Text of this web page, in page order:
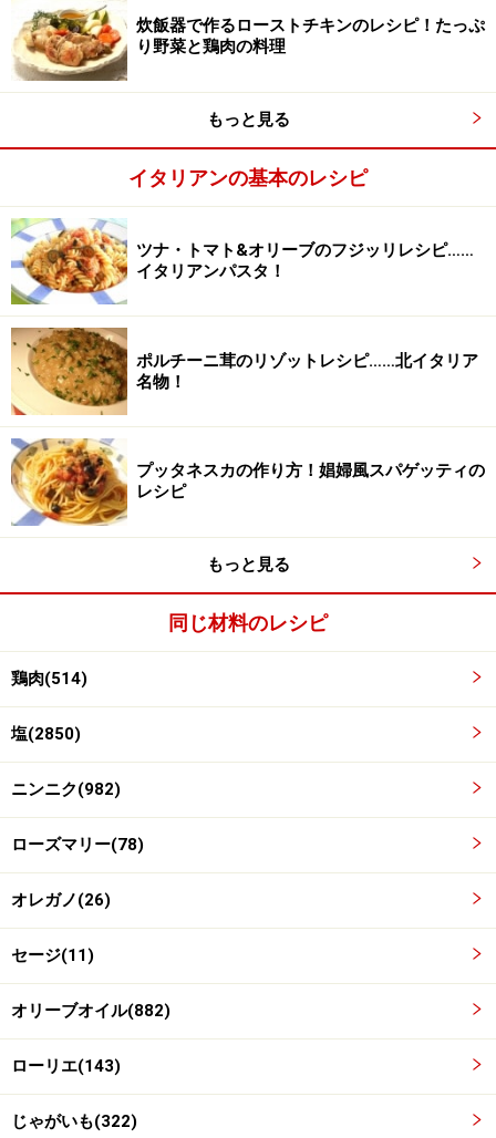
2
丸鶏にハーブ塩をすり込み、ねかす
【1】のハーブ塩を、お腹部分を上にした丸鶏にすり込
むように塗る。その際、脇などにも丁寧にすり込む。す
3
スタッフィングを作る
炊飯器で作るローストチキンのレシピ！たっぷ
り野菜と鶏肉の料理
もっと見る
イタリアンの基本のレシピ
ツナ・トマト&オリーブのフジッリレシピ……
イタリアンパスタ！
ポルチーニ茸のリゾットレシピ……北イタリア
名物！
プッタネスカの作り方！娼婦風スパゲッティの
レシピ
もっと見る
同じ材料のレシピ
鶏肉(514)
塩(2850)
ニンニク(982)
ローズマリー(78)
オレガノ(26)
セージ(11)
オリーブオイル(882)
ローリエ(143)
じゃがいも(322)